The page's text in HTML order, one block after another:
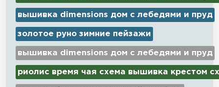
вышивка dimensions дом с лебедями и пруд
золотое руно зимние пейзажи
вышивка dimensions дом с лебедями и пруд
риолис время чая схема вышивка крестом